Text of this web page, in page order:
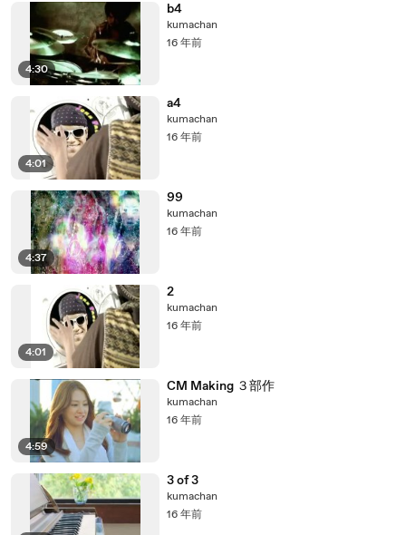
4:30
b4
kumachan
16 年前
4:01
a4
kumachan
16 年前
4:37
99
kumachan
16 年前
4:01
2
kumachan
16 年前
4:59
CM Making ３部作
kumachan
16 年前
3 of 3
kumachan
16 年前